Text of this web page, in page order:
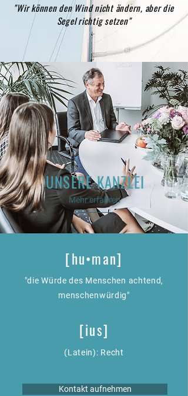
"Wir können den Wind nicht ändern, aber die
Segel richtig setzen"
UNSERE KANZLEI
Mehr erfahren
[hu•man]
"die Würde des Menschen achtend,
menschenwürdig"
[ius]
(Latein): Recht
Kontakt aufnehmen